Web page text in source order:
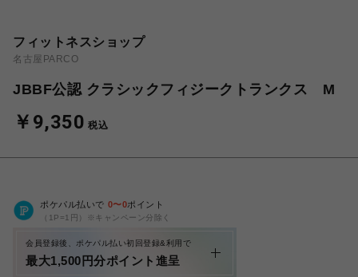
フィットネスショップ
名古屋PARCO
JBBF公認 クラシックフィジークトランクス M
￥9,350 税込
ポケパル払いで 0〜0ポイント
（1P=1円）※キャンペーン分除く
会員登録後、ポケパル払い初回登録&利用で
最大1,500円分ポイント進呈